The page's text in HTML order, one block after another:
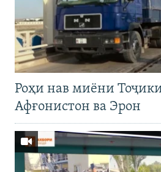
Роҳи нав миёни
Афғонистон ва Эрон